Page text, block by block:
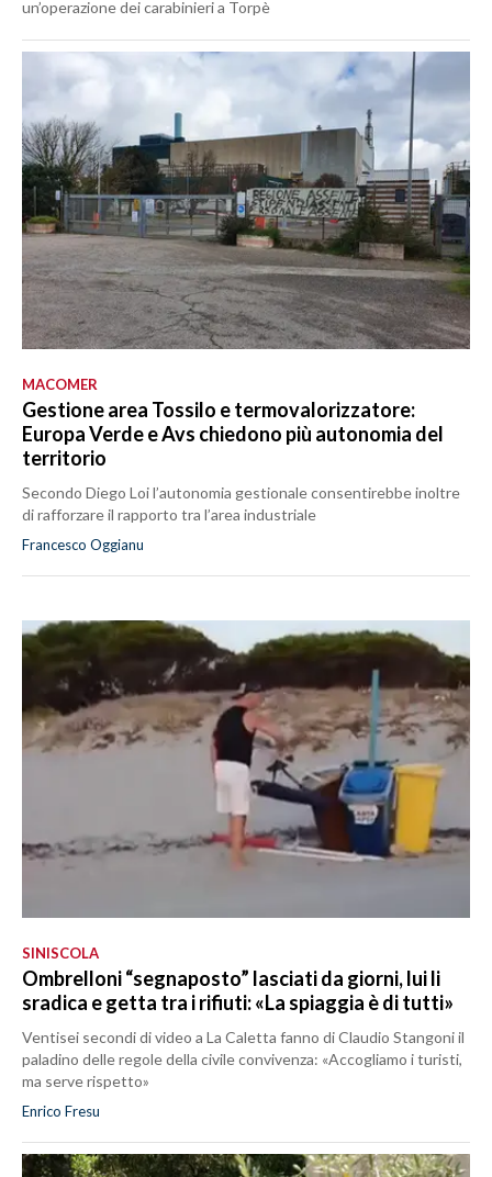
un’operazione dei carabinieri a Torpè
MACOMER
Gestione area Tossilo e termovalorizzatore:
Europa Verde e Avs chiedono più autonomia del
territorio
Secondo Diego Loi l’autonomia gestionale consentirebbe inoltre
di rafforzare il rapporto tra l’area industriale
Francesco Oggianu
SINISCOLA
Ombrelloni “segnaposto” lasciati da giorni, lui li
sradica e getta tra i rifiuti: «La spiaggia è di tutti»
Ventisei secondi di video a La Caletta fanno di Claudio Stangoni il
paladino delle regole della civile convivenza: «Accogliamo i turisti,
ma serve rispetto»
Enrico Fresu